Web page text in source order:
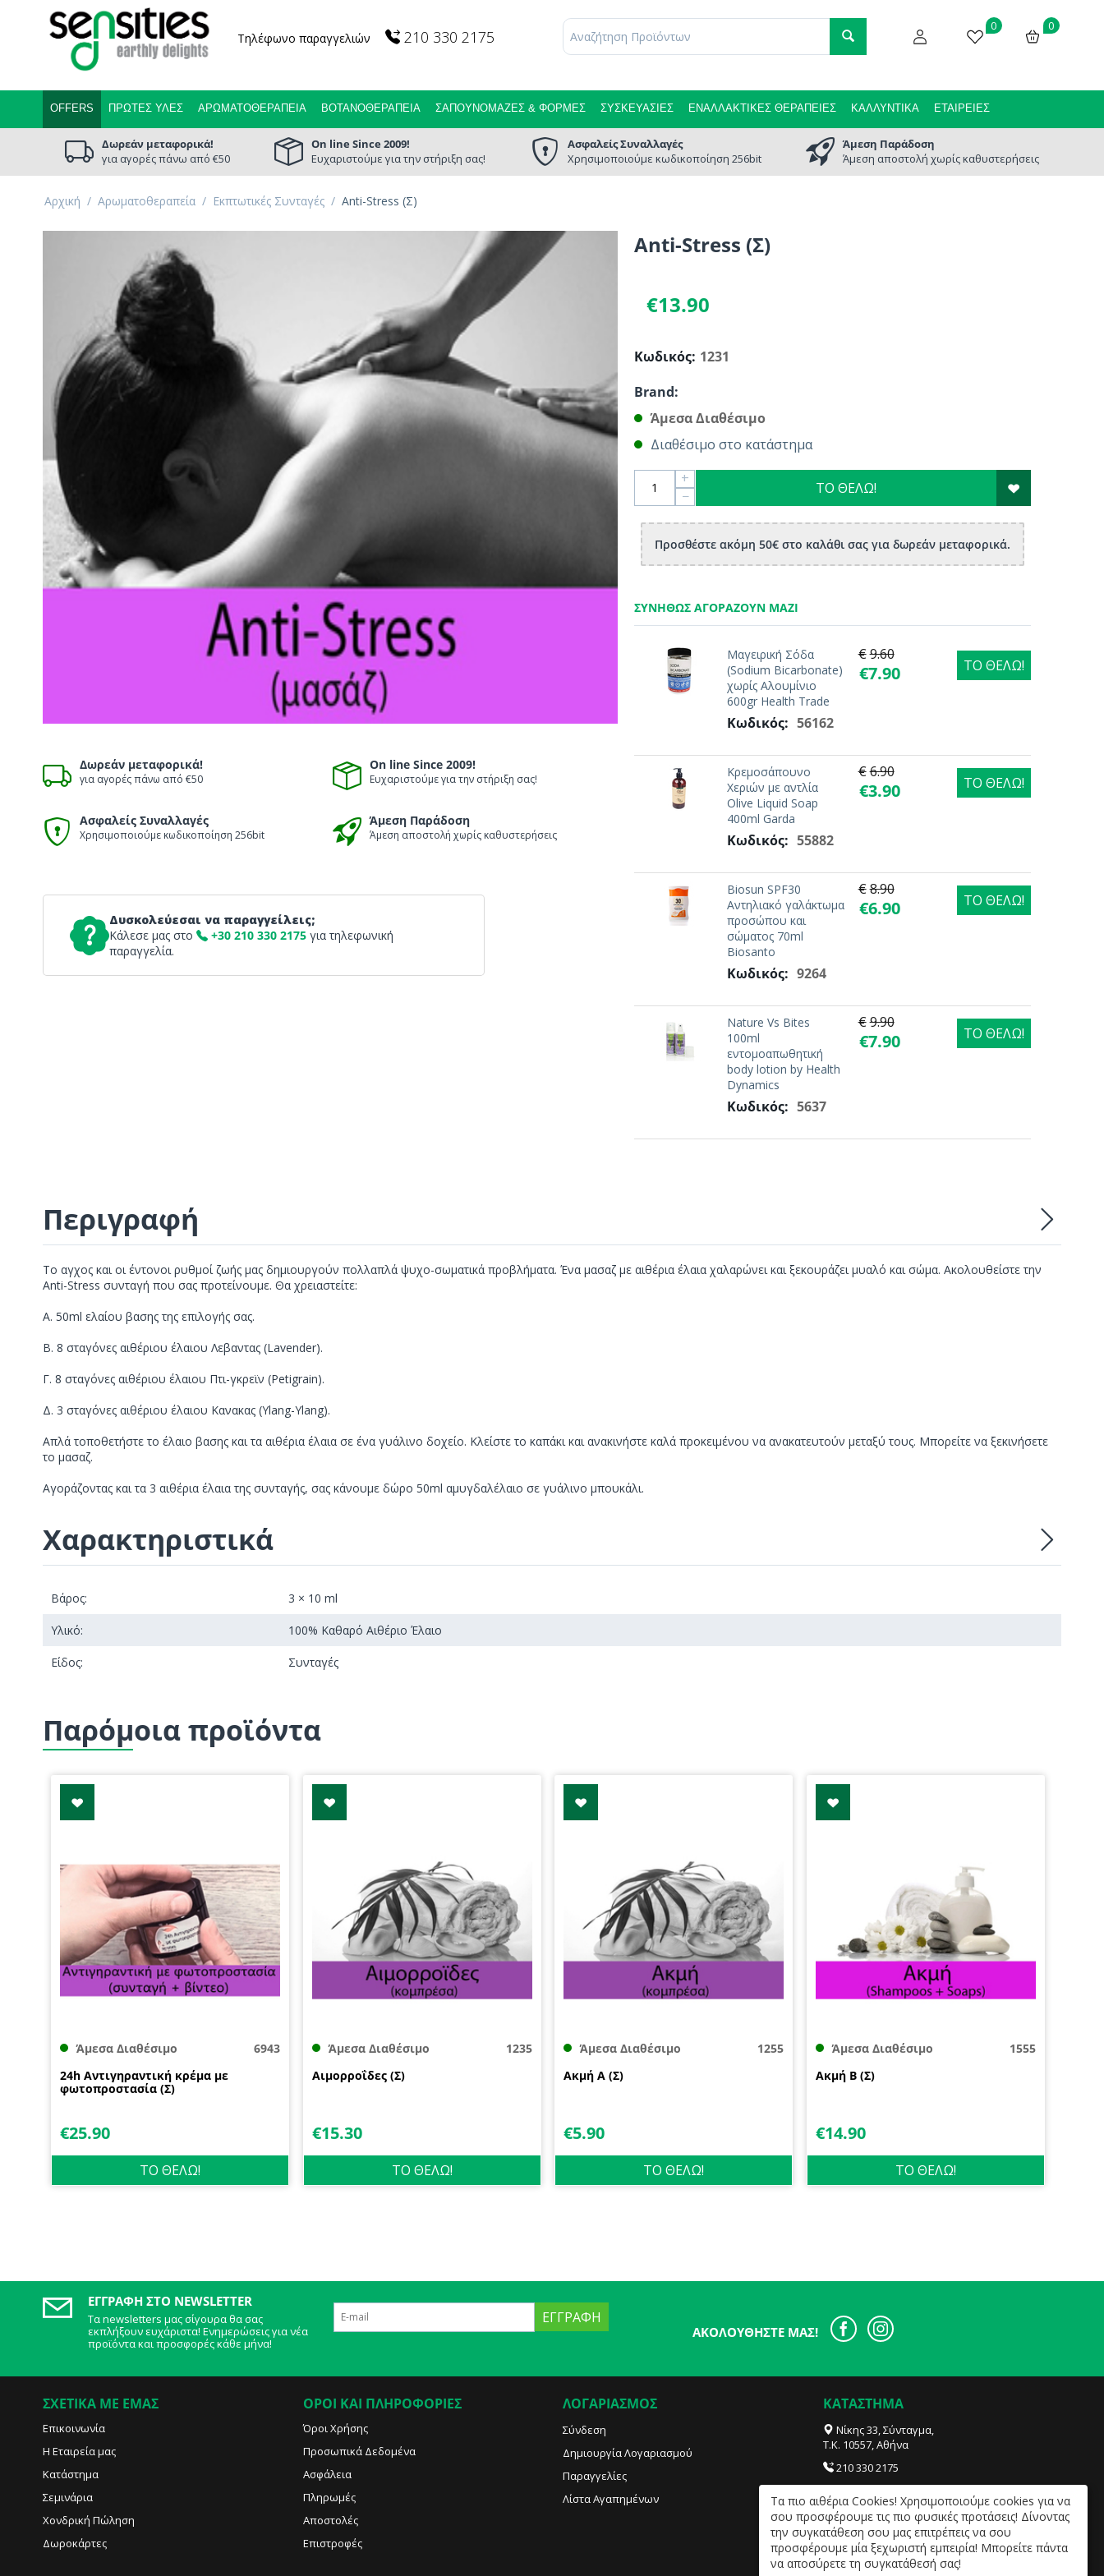
Τηλέφωνο παραγγελιών 210 330 2175
0
0
OFFERS ΠΡΏΤΕΣ ΎΛΕΣ ΑΡΩΜΑΤΟΘΕΡΑΠΕΊΑ ΒΟΤΑΝΟΘΕΡΑΠΕΊΑ ΣΑΠΟΥΝΌΜΑΖΕΣ & ΦΌΡΜΕΣ ΣΥΣΚΕΥΑΣΊΕΣ ΕΝΑΛΛΑΚΤΙΚΈΣ ΘΕΡΑΠΕΊΕΣ ΚΑΛΛΥΝΤΙΚΆ ΕΤΑΙΡΕΊΕΣ
Δωρεάν μεταφορικά!
για αγορές πάνω από €50
On line Since 2009!
Ευχαριστούμε για την στήριξη σας!
Ασφαλείς Συναλλαγές
Χρησιμοποιούμε κωδικοποίηση 256bit
Άμεση Παράδοση
Άμεση αποστολή χωρίς καθυστερήσεις
Αρχική / Αρωματοθεραπεία / Εκπτωτικές Συνταγές / Anti-Stress (Σ)
Δωρεάν μεταφορικά!
για αγορές πάνω από €50
On line Since 2009!
Ευχαριστούμε για την στήριξη σας!
Ασφαλείς Συναλλαγές
Χρησιμοποιούμε κωδικοποίηση 256bit
Άμεση Παράδοση
Άμεση αποστολή χωρίς καθυστερήσεις
Δυσκολεύεσαι να παραγγείλεις;
Κάλεσε μας στο
+30 210 330 2175 για τηλεφωνική
παραγγελία.
Anti-Stress (Σ)
Brand:
€13.90
Κωδικός: 1231
Άμεσα Διαθέσιμο
Διαθέσιμο στο κατάστημα
+
−
ΤΟ ΘΕΛΩ!
ΣΥΝΉΘΩΣ ΑΓΟΡΆΖΟΥΝ ΜΑΖΊ
Μαγειρική Σόδα
(Sodium Bicarbonate)
χωρίς Αλουμίνιο
600gr Health Trade
Κωδικός: 56162
€9.60
€7.90 ΤΟ ΘΕΛΩ!
Κρεμοσάπουνο
Χεριών με αντλία
Olive Liquid Soap
400ml Garda
Κωδικός: 55882
€6.90
€3.90 ΤΟ ΘΕΛΩ!
Biosun SPF30
Αντηλιακό γαλάκτωμα
προσώπου και
σώματος 70ml
Biosanto
Κωδικός: 9264
€8.90
€6.90 ΤΟ ΘΕΛΩ!
Nature Vs Bites
100ml
εντομοαπωθητική
body lotion by Health
Dynamics
Κωδικός: 5637
€9.90
€7.90 ΤΟ ΘΕΛΩ!
Προσθέστε ακόμη 50€ στο καλάθι σας για δωρεάν μεταφορικά.
Περιγραφή
Το αγχος και οι έντονοι ρυθμοί ζωής μας δημιουργούν πολλαπλά ψυχο-σωματικά προβλήματα. Ένα μασαζ με αιθέρια έλαια χαλαρώνει και ξεκουράζει μυαλό και σώμα. Ακολουθείστε την
Anti-Stress συνταγή που σας προτείνουμε. Θα χρειαστείτε:
Α. 50ml ελαίου βασης της επιλογής σας.
B. 8 σταγόνες αιθέριου έλαιου Λεβαντας (Lavender).
Γ. 8 σταγόνες αιθέριου έλαιου Πτι-γκρεϊν (Petigrain).
Δ. 3 σταγόνες αιθέριου έλαιου Κανακας (Ylang-Ylang).
Απλά τοποθετήστε το έλαιο βασης και τα αιθέρια έλαια σε ένα γυάλινο δοχείο. Κλείστε το καπάκι και ανακινήστε καλά προκειμένου να ανακατευτούν μεταξύ τους. Μπορείτε να ξεκινήσετε
το μασαζ.
Αγοράζοντας και τα 3 αιθέρια έλαια της συνταγής, σας κάνουμε δώρο 50ml αμυγδαλέλαιο σε γυάλινο μπουκάλι.
Χαρακτηριστικά
Βάρος: 3 × 10 ml
Υλικό: 100% Καθαρό Αιθέριο Έλαιο
Είδος: Συνταγές
Παρόμοια προϊόντα
Άμεσα Διαθέσιμο
6943
24h Αντιγηραντική κρέμα με
φωτοπροστασία (Σ)
€25.90
ΤΟ ΘΕΛΩ!
Άμεσα Διαθέσιμο
1235
Αιμορροΐδες (Σ)
€15.30
ΤΟ ΘΕΛΩ!
Άμεσα Διαθέσιμο
1255
Ακμή A (Σ)
€5.90
ΤΟ ΘΕΛΩ!
Άμεσα Διαθέσιμο
1555
Ακμή B (Σ)
€14.90
ΤΟ ΘΕΛΩ!
ΕΓΓΡΑΦΉ ΣΤΟ NEWSLETTER
Τα newsletters μας σίγουρα θα σας
εκπλήξουν ευχάριστα! Ενημερώσεις για νέα
προϊόντα και προσφορές κάθε μήνα!
ΕΓΓΡΑΦΉ
ΑΚΟΛΟΥΘΉΣΤΕ ΜΑΣ!
ΣΧΕΤΙΚΑ ΜΕ ΕΜΑΣ
Επικοινωνία
Η Εταιρεία μας
Κατάστημα
Σεμινάρια
Χονδρική Πώληση
Δωροκάρτες
ΟΡΟΙ ΚΑΙ ΠΛΗΡΟΦΟΡΙΕΣ
Όροι Χρήσης
Προσωπικά Δεδομένα
Ασφάλεια
Πληρωμές
Αποστολές
Επιστροφές
ΛΟΓΑΡΙΑΣΜΟΣ
Σύνδεση
Δημιουργία Λογαριασμού
Παραγγελίες
Λίστα Αγαπημένων
ΚΑΤΑΣΤΗΜΑ
Νίκης 33, Σύνταγμα,
Τ.Κ. 10557, Αθήνα
210 330 2175
ΔΕΥ- ΠΑΡ 09:30 – 20:00, ΣΑΒ 09:30 – 18:00.
Tα πιο αιθέρια Cookies! Χρησιμοποιούμε cookies για να
σου προσφέρουμε τις πιο φυσικές προτάσεις! Δίνοντας
την συγκατάθεση σου μας επιτρέπεις να σου
προσφέρουμε μία ξεχωριστή εμπειρία! Μπορείτε πάντα
να αποσύρετε τη συγκατάθεσή σας!